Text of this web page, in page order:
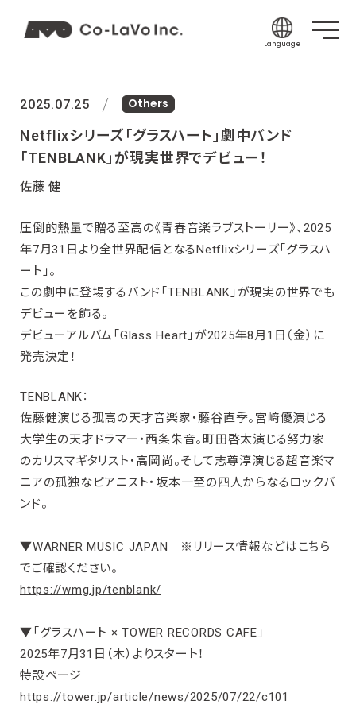
Language
Korean
Thai
2025.07.25 Others
Netflixシリーズ「グラスハート」劇中バンド
「TENBLANK」が現実世界でデビュー！
佐藤 健
圧倒的熱量で贈る至高の《青春音楽ラブストーリー》、2025
年7月31日より全世界配信となるNetflixシリーズ「グラスハ
ート」。
この劇中に登場するバンド「TENBLANK」が現実の世界でも
デビューを飾る。
デビューアルバム「Glass Heart」が2025年8月1日（金）に
発売決定！
TENBLANK：
佐藤健演じる孤高の天才音楽家・藤谷直季。宮﨑優演じる
大学生の天才ドラマー・西条朱音。町田啓太演じる努力家
のカリスマギタリスト・高岡尚。そして志尊淳演じる超音楽マ
ニアの孤独なピアニスト・坂本一至の四人からなるロックバ
ンド。
▼WARNER MUSIC JAPAN ※リリース情報などはこちら
でご確認ください。
https://wmg.jp/tenblank/
▼「グラスハート × TOWER RECORDS CAFE」
2025年7月31日（木）よりスタート！
特設ページ
https://tower.jp/article/news/2025/07/22/c101